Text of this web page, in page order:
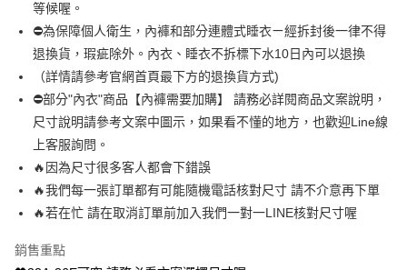
悠遊付
全盈+PAY
AFTEE先享後付
相關說明
【關於「AFTEE先享後付」】
AFTEE先享後付是「在收到商品之後才付款」的支付方式。 讓您購物簡單
便利好安心！
１．簡單：不需註冊會員、不需綁卡、不需儲值。
３．安心：先確認商品／服務後，再付款。
【「AFTEE先享後付」結帳流程】
１．於結帳方式選擇「AFTEE先享後付」後，將跳轉至「AFTEE先享後付」
ATM付款
運送方式
全家 取貨付款約3～4天到貨
每筆NT$80，滿NT$799(含以上)免運費
等候喔。
⛔為保障個人衛生，內褲和部分連體式睡衣ㄧ經拆封後一律不得
退換貨，瑕疵除外。內衣、睡衣不拆標下水10日內可以退換
（詳情請參考官網首頁最下方的退換貨方式)
⛔部分"內衣"商品【內褲需要加購】 請務必詳閱商品文案說明，
尺寸說明請參考文案中圖示，如果看不懂的地方，也歡迎Line線
上客服詢問。
🔥因為尺寸很多客人都會下錯誤
🔥我們每一張訂單都有可能隨機電話核對尺寸 請不介意再下單
🔥若在忙 請在取消訂單前加入我們一對一LINE核對尺寸喔
銷售重點